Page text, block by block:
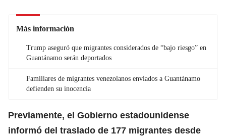
Más información
Trump aseguró que migrantes considerados de “bajo riesgo” en
Guantánamo serán deportados
Familiares de migrantes venezolanos enviados a Guantánamo
defienden su inocencia
Previamente, el Gobierno estadounidense
informó del traslado de 177 migrantes desde